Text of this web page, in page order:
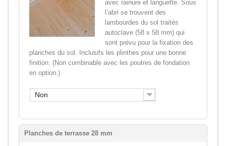
avec rainure et languette. Sous
l’abri se trouvent des
lambourdes du sol traités
autoclave (58 x 58 mm) qui
sont prévu pour la fixation des
planches du sol. Inclusifs les plinthes pour une bonne
finition. (Non combinable avec les poutres de fondation
en option.)
Non
Planches de terrasse 28 mm